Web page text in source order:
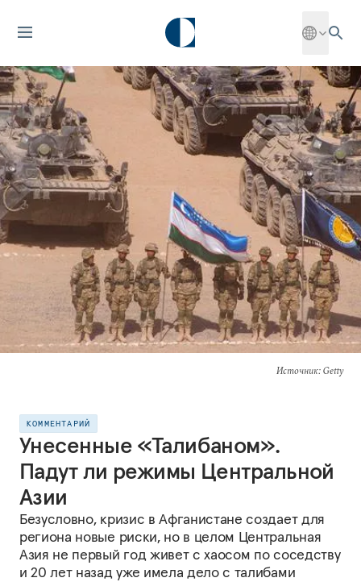
Источник: Getty
КОММЕНТАРИЙ
Унесенные «Талибаном».
Падут ли режимы Центральной
Азии
Безусловно, кризис в Афганистане создает для
региона новые риски, но в целом Центральная
Азия не первый год живет с хаосом по соседству
и 20 лет назад уже имела дело с талибами